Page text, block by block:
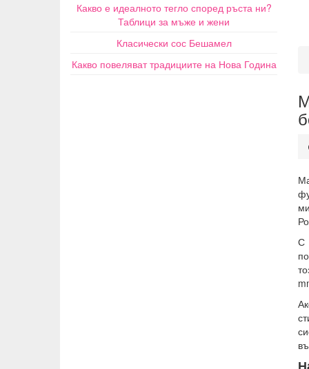
С
Какво е идеалното тегло според ръста ни?
Таблици за мъже и жени
Класически сос Бешамел
Какво повеляват традициите на Нова Година